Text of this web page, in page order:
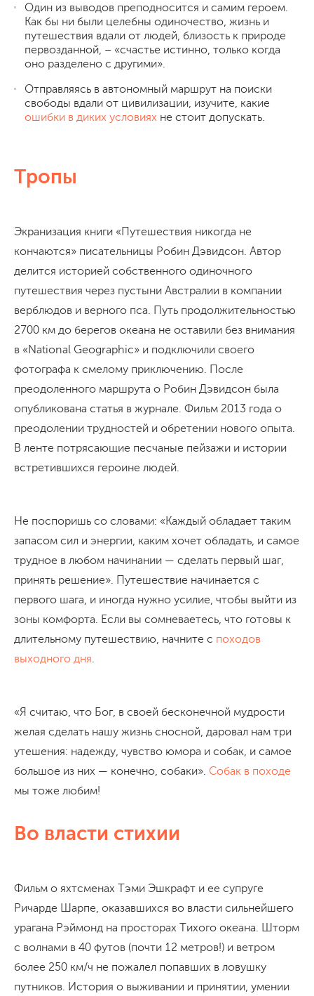
Один из выводов преподносится и самим героем.
Как бы ни были целебны одиночество, жизнь и
путешествия вдали от людей, близость к природе
первозданной, – «счастье истинно, только когда
оно разделено с другими».
Отправляясь в автономный маршрут на поиски
свободы вдали от цивилизации, изучите, какие
ошибки в диких условиях не стоит допускать.
Тропы
Экранизация книги «Путешествия никогда не
кончаются» писательницы Робин Дэвидсон. Автор
делится историей собственного одиночного
путешествия через пустыни Австралии в компании
верблюдов и верного пса. Путь продолжительностью
2700 км до берегов океана не оставили без внимания
в «National Geographic» и подключили своего
фотографа к смелому приключению. После
преодоленного маршрута о Робин Дэвидсон была
опубликована статья в журнале. Фильм 2013 года о
преодолении трудностей и обретении нового опыта.
В ленте потрясающие песчаные пейзажи и истории
встретившихся героине людей.
Не поспоришь со словами: «Каждый обладает таким
запасом сил и энергии, каким хочет обладать, и самое
трудное в любом начинании — сделать первый шаг,
принять решение». Путешествие начинается с
первого шага, и иногда нужно усилие, чтобы выйти из
зоны комфорта. Если вы сомневаетесь, что готовы к
длительному путешествию, начните с походов
выходного дня.
«Я считаю, что Бог, в своей бесконечной мудрости
желая сделать нашу жизнь сносной, даровал нам три
утешения: надежду, чувство юмора и собак, и самое
большое из них — конечно, собаки». Собак в походе
мы тоже любим!
Во власти стихии
Фильм о яхтсменах Тэми Эшкрафт и ее супруге
Ричарде Шарпе, оказавшихся во власти сильнейшего
урагана Рэймонд на просторах Тихого океана. Шторм
с волнами в 40 футов (почти 12 метров!) и ветром
более 250 км/ч не пожалел попавших в ловушку
путников. История о выживании и принятии, умении